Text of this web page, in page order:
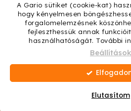
A Gario sütiket (cookie-kat)
hogy kényelmesen
forgalomelemzésnek
fejleszthessük annak
használhatóságát. További
Beállítások
Elutasítom
Ajándék minden vásárláshoz →
Shoptet
Copyright 2026Gario.hu.
beállítások